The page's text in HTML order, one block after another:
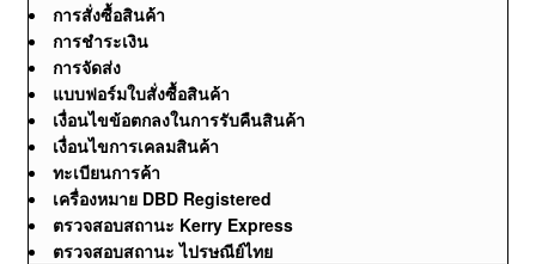
การสั่งซื้อสินค้า
การชำระเงิน
การจัดส่ง
แบบฟอร์มใบสั่งซื้อสินค้า
เงื่อนไขข้อตกลงในการรับคืนสินค้า
เงื่อนไขการเคลมสินค้า
ทะเบียนการค้า
เครื่องหมาย DBD Registered
ตรวจสอบสถานะ Kerry Express
ตรวจสอบสถานะ ไปรษณีย์ไทย